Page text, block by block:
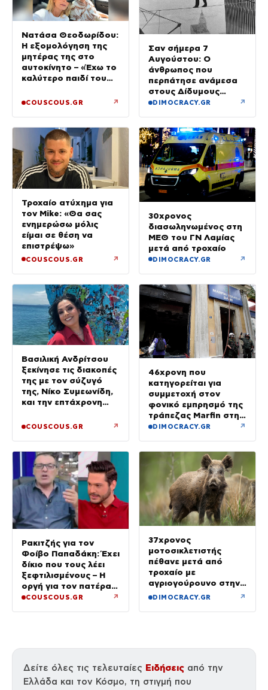
Νατάσα Θεοδωρίδου:
Η εξομολόγηση της
μητέρας της στο
αυτοκίνητο – «Έχω το
καλύτερο παιδί του
COUSCOUS.GR ↗
Σαν σήμερα 7
Αυγούστου: Ο
άνθρωπος που
περπάτησε ανάμεσα
στους Δίδυμους
Πύργους
DIMOCRACY.GR ↗
Τροχαίο ατύχημα για
τον Mike: «Θα σας
ενημερώσω μόλις
είμαι σε θέση να
επιστρέψω»
COUSCOUS.GR ↗
30χρονος
διασωληνωμένος στη
ΜΕΘ του ΓΝ Λαμίας
μετά από τροχαίο
DIMOCRACY.GR ↗
Βασιλική Ανδρίτσου
ξεκίνησε τις διακοπές
της με τον σύζυγό
της, Νίκο Συμεωνίδη,
και την επτάχρονη
COUSCOUS.GR ↗
46χρονη που
κατηγορείται για
συμμετοχή στον
φονικό εμπρησμό της
τράπεζας Marfin στην
Αθήνα
DIMOCRACY.GR ↗
Ρακιτζής για τον
Φοίβο Παπαδάκη: Έχει
δίκιο που τους λέει
ξεφτιλισμένους – Η
οργή για τον πατέρα
του
COUSCOUS.GR ↗
37χρονος
μοτοσικλετιστής
πέθανε μετά από
τροχαίο με
αγριογούρουνο στην
Εύβοια
DIMOCRACY.GR ↗
Δείτε όλες τις τελευταίες Ειδήσεις από την
Ελλάδα και τον Κόσμο, τη στιγμή που